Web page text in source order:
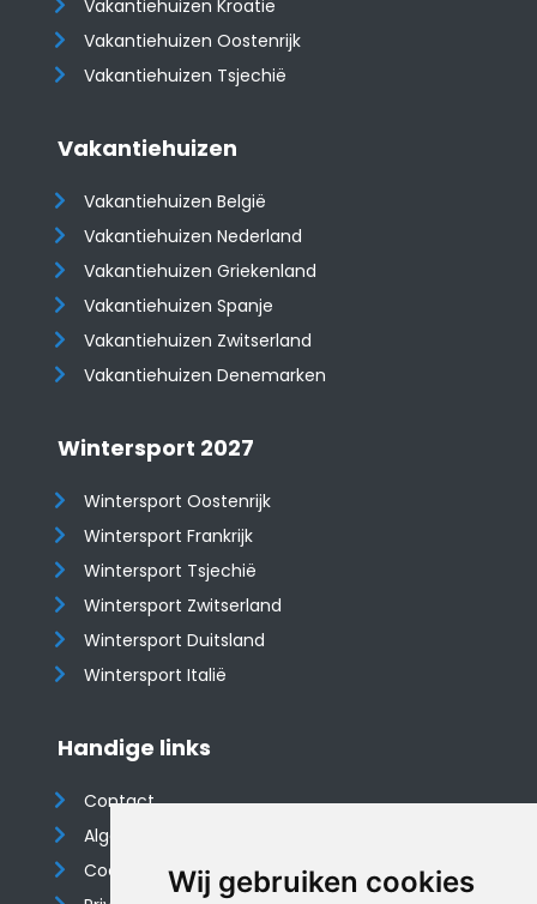
Wij gebruiken cookies
Vakantiehuizen Kroatië
​​​​​​​Vakantiehuizen Oostenrijk
Vakantiehuizen Tsjechië
Vakantiehuizen
Vakantiehuizen België
Vakantiehuizen Nederland
Vakantiehuizen Griekenland
Vakantiehuizen Spanje
​​​​​​​Vakantiehuizen Zwitserland
Vakantiehuizen Denemarken
Wintersport 2027
Wintersport Oostenrijk
Wintersport Frankrijk
Wintersport Tsjechië
Wintersport Zwitserland
Wintersport Duitsland
Wintersport Italië
Handige links
Contact
Algemene voorwaarden
Cookieverklaring